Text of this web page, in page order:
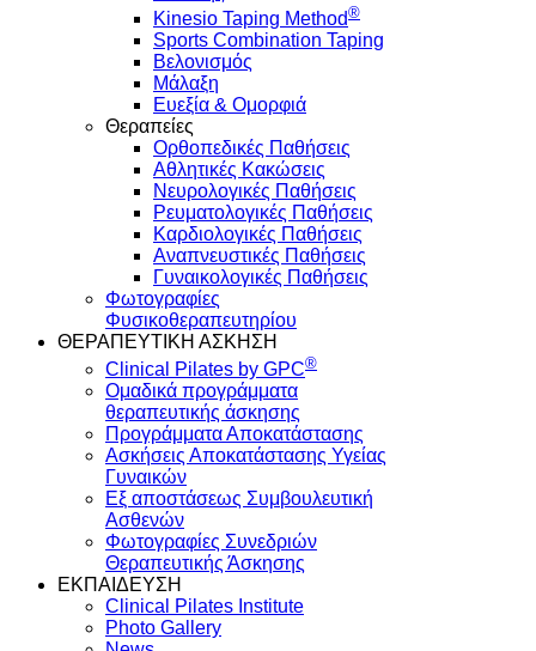
Kinesio Taping Method®
Sports Combination Taping
Βελονισμός
Μάλαξη
Ευεξία & Ομορφιά
Θεραπείες
Ορθοπεδικές Παθήσεις
Αθλητικές Κακώσεις
Νευρολογικές Παθήσεις
Ρευματολογικές Παθήσεις
Καρδιολογικές Παθήσεις
Αναπνευστικές Παθήσεις
Γυναικολογικές Παθήσεις
Φωτογραφίες
Φυσικοθεραπευτηρίου
ΘΕΡΑΠΕΥΤΙΚΗ ΑΣΚΗΣΗ
Clinical Pilates by GPC®
Ομαδικά προγράμματα
θεραπευτικής άσκησης
Προγράμματα Αποκατάστασης
Ασκήσεις Αποκατάστασης Υγείας
Γυναικών
Εξ αποστάσεως Συμβουλευτική
Ασθενών
Φωτογραφίες Συνεδριών
Θεραπευτικής Άσκησης
ΕΚΠΑΙΔΕΥΣΗ
Clinical Pilates Institute
Photo Gallery